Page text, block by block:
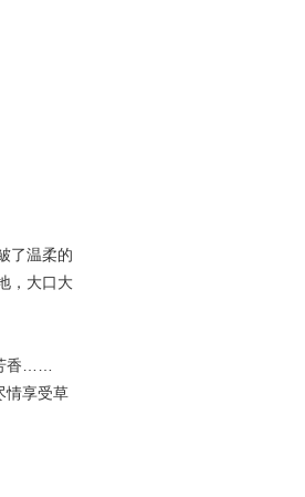
了温柔的
，大口大
香……
情享受草